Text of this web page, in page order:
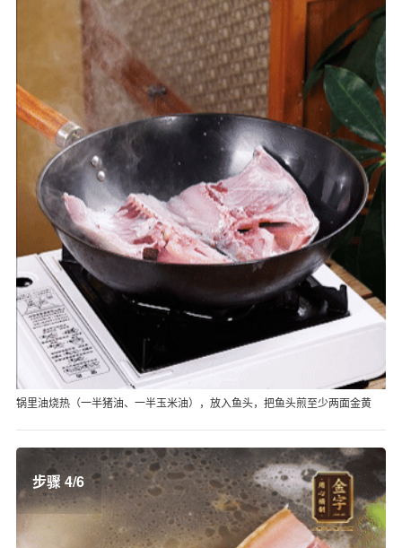
锅里油烧热（一半猪油、一半玉米油），放入鱼头，把鱼头煎至少两面金黄
步骤 4/6